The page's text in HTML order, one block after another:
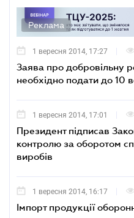
Реклама
1 вересня 2014, 17:27
Заява про добровільну
необхідно подати до 10
1 вересня 2014, 17:01
Президент підписав
контролю за оборотом
виробів
1 вересня 2014, 16:17
Імпорт продукції